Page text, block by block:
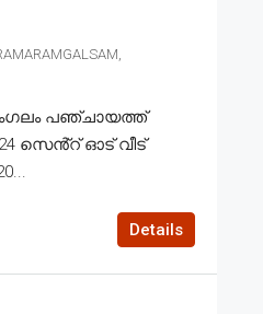
പഞ്ചായത്ത്
സെൻ്റ് ഓട് വീട്
Details